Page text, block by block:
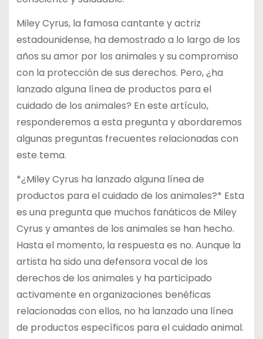
Miley Cyrus, la famosa cantante y actriz
estadounidense, ha demostrado a lo largo de los
años su amor por los animales y su compromiso
con la protección de sus derechos. Pero, ¿ha
lanzado alguna línea de productos para el
cuidado de los animales? En este artículo,
responderemos a esta pregunta y abordaremos
algunas preguntas frecuentes relacionadas con
este tema.
*¿Miley Cyrus ha lanzado alguna línea de
productos para el cuidado de los animales?* Esta
es una pregunta que muchos fanáticos de Miley
Cyrus y amantes de los animales se han hecho.
Hasta el momento, la respuesta es no. Aunque la
artista ha sido una defensora vocal de los
derechos de los animales y ha participado
activamente en organizaciones benéficas
relacionadas con ellos, no ha lanzado una línea
de productos específicos para el cuidado animal.